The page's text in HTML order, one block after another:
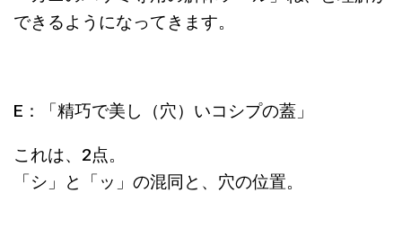
できるようになってきます。
E：「精巧で美し（穴）いコシプの蓋」
これは、2点。
「シ」と「ッ」の混同と、穴の位置。